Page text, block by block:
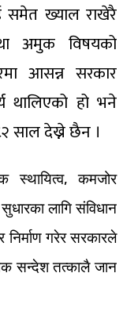
समेत ख्याल राखेरै
अमुक विषयको
आसन्न सरकार
थालिएको हो भने
साल देख्ने छैन ।
स्थायित्व, कमजोर
लागि संविधान
गरेर सरकारले
सन्देश तत्कालै जान